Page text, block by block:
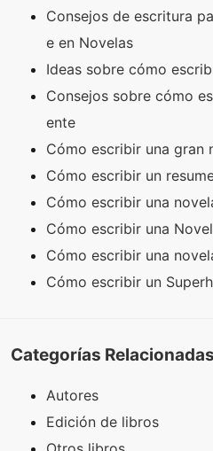
Consejos de escritura
e en Novelas
Ideas sobre cómo
Consejos sobre cómo
ente
Cómo escribir una gran
Cómo escribir un
Cómo escribir una
Cómo escribir una
Cómo escribir una
Cómo escribir un
Categorías Relacionadas
Autores
Edición de libros